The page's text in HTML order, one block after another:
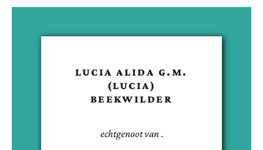
LUCIA ALIDA G.M.
(LUCIA)
BEEKWILDER
echtgenoot van .